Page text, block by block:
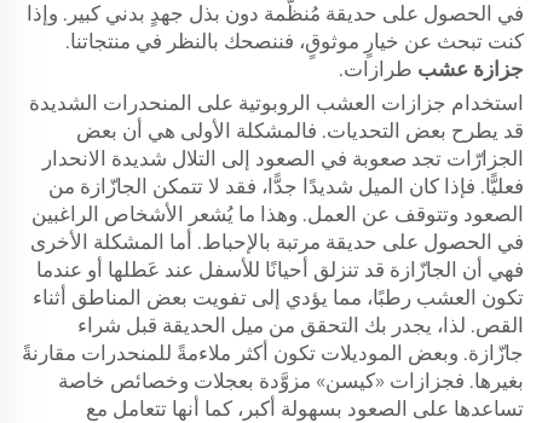
في الحصول على حديقة مُنظَّمة دون بذل جهدٍ بدني كبير. وإذا
كنت تبحث عن خيارٍ موثوقٍ، فننصحك بالنظر في منتجاتنا.
جزازة عشب طرازات.
استخدام جزازات العشب الروبوتية على المنحدرات الشديدة
قد يطرح بعض التحديات. فالمشكلة الأولى هي أن بعض
الجزارّات تجد صعوبة في الصعود إلى التلال شديدة الانحدار
فعليًّا. فإذا كان الميل شديدًا جدًّا، فقد لا تتمكن الجازّازة من
الصعود وتتوقف عن العمل. وهذا ما يُشعر الأشخاص الراغبين
في الحصول على حديقة مرتبة بالإحباط. أما المشكلة الأخرى
فهي أن الجازّازة قد تنزلق أحيانًا للأسفل عند عَطلها أو عندما
تكون العشب رطبًا، مما يؤدي إلى تفويت بعض المناطق أثناء
القص. لذا، يجدر بك التحقق من ميل الحديقة قبل شراء
جازّازة. وبعض الموديلات تكون أكثر ملاءمةً للمنحدرات مقارنةً
بغيرها. فجزازات «كيسن» مزوَّدة بعجلات وخصائص خاصة
تساعدها على الصعود بسهولة أكبر، كما أنها تتعامل مع